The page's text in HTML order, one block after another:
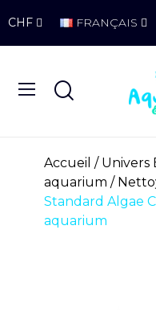
CHF FRANÇAIS
Accueil Univers
aquarium
Standard Algae
aquarium